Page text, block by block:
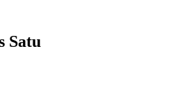
Satu